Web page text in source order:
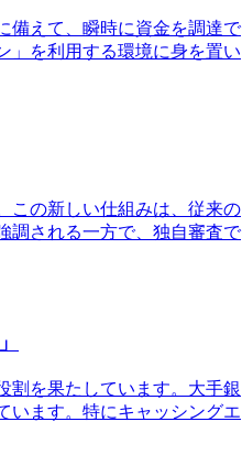
備えて、瞬時に資金を調達で
」を利用する環境に身を置い
この新しい仕組みは、従来の
調される一方で、独自審査で
割を果たしています。大手銀
います。特にキャッシングエ